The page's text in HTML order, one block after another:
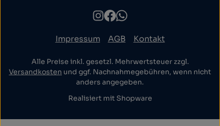
Impressum AGB Kontakt
Alle Preise inkl. gesetzl. Mehrwertsteuer zzgl.
Versandkosten und ggf. Nachnahmegebühren, wenn nicht
anders angegeben.
Realisiert mit Shopware